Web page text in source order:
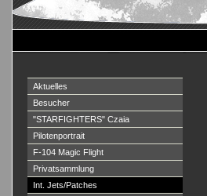
Aktuelles
Besucher
"STARFIGHTERS" Czaia
Pilotenportrait
F-104 Magic Flight
Privatsammlung
Int. Jets/Patches